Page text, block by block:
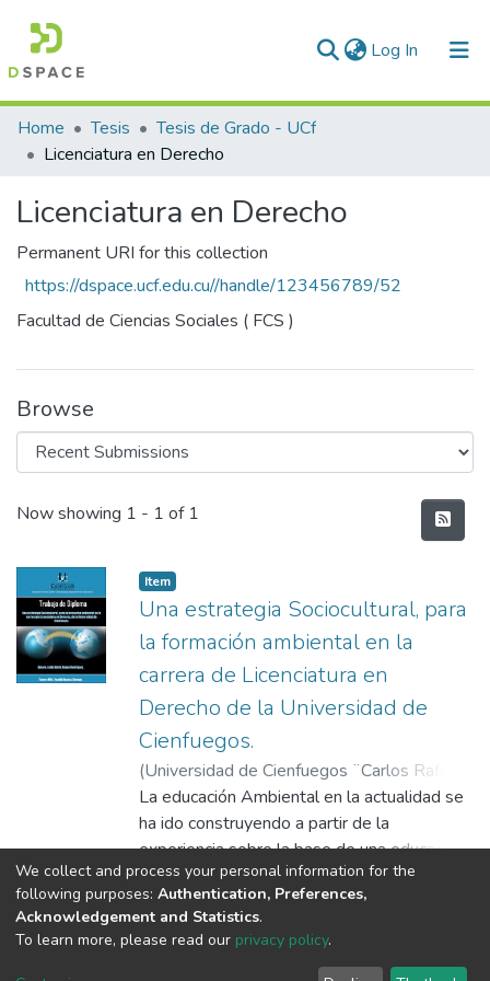
Log In (current)
Communities & Collections
All of DSpace
Statistics
Home Tesis
Tesis de Grado - UCf
Licenciatura en Derecho
Licenciatura en Derecho
Permanent URI for this collection
https://dspace.ucf.edu.cu//handle/123456789/52
Facultad de Ciencias Sociales ( FCS )
Browse
Recent Submissions
Now showing 1 - 1 of 1
Item
Una estrategia Sociocultural, para
la formación ambiental en la
carrera de Licenciatura en
Derecho de la Universidad de
Cienfuegos.
(Universidad de Cienfuegos ¨Carlos Rafael
Rodríguez¨, Facultad de Ciencias Sociales y
Humanísticas, Departamento de
Sociocultural.,2013-06-17)Roque
Rodríguez, Leidy María;Acosta Chongo,
Yamilé, tutor
La educación Ambiental en la actualidad se
ha ido construyendo a partir de la
experiencia sobre la base de una educación
más comunitaria, participativa y
conservacionista consolidada como una
estrategia que aporta alternativas a la crisis
ambiental. Las universidades como centros
Show more
DSpace software copyright © 2002-2026
We collect and process your personal information for the
following purposes: Authentication, Preferences,
Acknowledgement and Statistics.
To learn more, please read our privacy policy.